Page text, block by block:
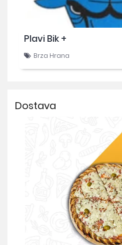
Plavi Bik +
Brza Hrana
Dostava